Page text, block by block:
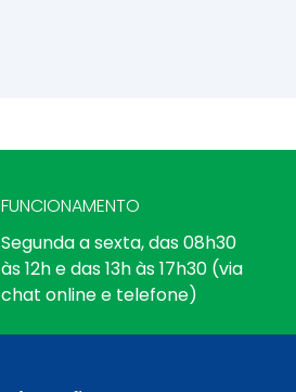
FUNCIONAMENTO
Segunda a sexta, das 08h30
às 12h e das 13h às 17h30 (via
chat online e telefone)